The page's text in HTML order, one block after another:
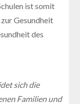
ist somit
Gesundheit
des
sich die
Familien und